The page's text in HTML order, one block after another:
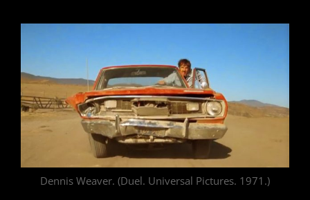
Dennis Weaver. (Duel. Universal Pictures. 1971.)